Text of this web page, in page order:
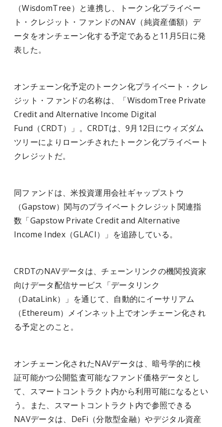
（WisdomTree）と連携し、トークン化プライベー
ト・クレジット・ファンドのNAV（純資産価額）デ
ータをオンチェーン化する予定であると11月5日に発
表した。
オンチェーン化予定のトークン化プライベート・クレ
ジット・ファンドの名称は、「WisdomTree Private
Credit and Alternative Income Digital
Fund（CRDT）」。CRDTは、9月12日にウィズダム
ツリーによりローンチされたトークン化プライベート
クレジットだ。
同ファンドは、米投資運用会社ギャップストウ
（Gapstow）関与のプライベートクレジット関連指
数「Gapstow Private Credit and Alternative
Income Index（GLACI）」を追跡している。
CRDTのNAVデータは、チェーンリンクの機関投資家
向けデータ配信サービス「データリンク
（DataLink）」を通じて、自動的にイーサリアム
（Ethereum）メインネット上でオンチェーン化され
る予定とのこと。
オンチェーン化されたNAVデータは、暗号学的に検
証可能かつ公開監査可能なファンド価格データとし
て、スマートコントラクト内から利用可能になるとい
う。また、スマートコントラクト内で参照できる
NAVデータは、DeFi（分散型金融）やデジタル資産